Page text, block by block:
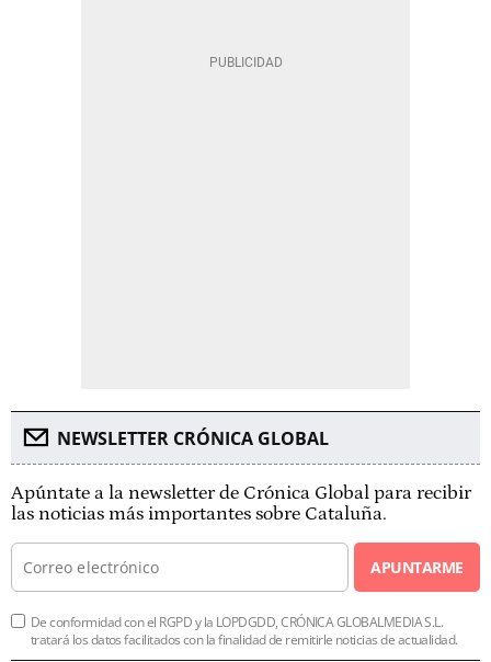
NEWSLETTER CRÓNICA GLOBAL
Apúntate a la newsletter de Crónica Global para recibir
las noticias más importantes sobre Cataluña.
APUNTARME
De conformidad con el RGPD y la LOPDGDD, CRÓNICA GLOBALMEDIA S.L.
tratará los datos facilitados con la finalidad de remitirle noticias de actualidad.